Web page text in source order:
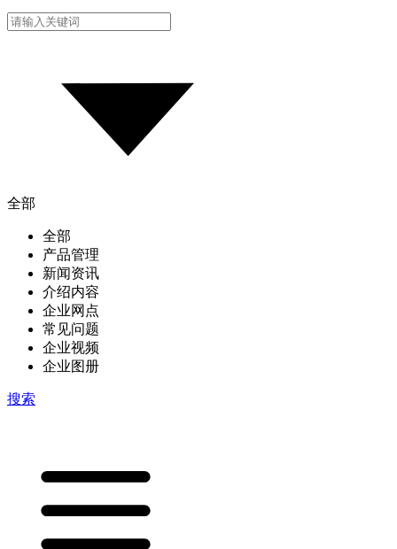
全部
全部
产品管理
新闻资讯
介绍内容
企业网点
常见问题
企业视频
企业图册
搜索